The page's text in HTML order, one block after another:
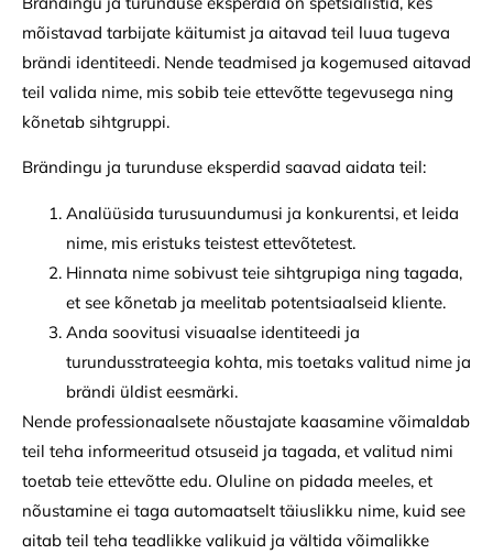
mõistavad tarbijate käitumist ja aitavad teil luua tugeva
brändi identiteedi. Nende teadmised ja kogemused aitavad
teil valida nime, mis sobib teie ettevõtte tegevusega ning
kõnetab sihtgruppi.
Brändingu ja turunduse eksperdid saavad aidata teil:
Analüüsida turusuundumusi ja konkurentsi, et leida
nime, mis eristuks teistest ettevõtetest.
Hinnata nime sobivust teie sihtgrupiga ning tagada,
et see kõnetab ja meelitab potentsiaalseid kliente.
Anda soovitusi visuaalse identiteedi ja
turundusstrateegia kohta, mis toetaks valitud nime ja
brändi üldist eesmärki.
Nende professionaalsete nõustajate kaasamine võimaldab
teil teha informeeritud otsuseid ja tagada, et valitud nimi
toetab teie ettevõtte edu. Oluline on pidada meeles, et
nõustamine ei taga automaatselt täiuslikku nime, kuid see
aitab teil teha teadlikke valikuid ja vältida võimalikke